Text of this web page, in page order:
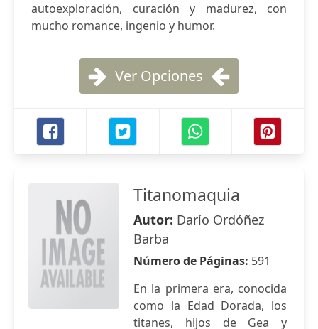
autoexploración, curación y madurez, con
mucho romance, ingenio y humor.
Ver Opciones
Titanomaquia
Autor: Darío Ordóñez
Barba
Número de Páginas: 591
En la primera era, conocida
como la Edad Dorada, los
titanes, hijos de Gea y